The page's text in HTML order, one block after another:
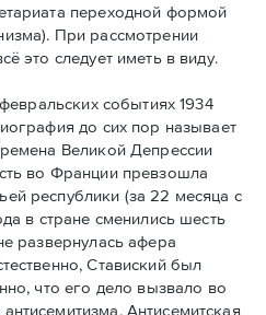
переходной формой
При рассмотрении
это следует иметь в виду.
событиях 1934
до сих пор называет
Великой Депрессии
во Франции превзошла
республики (за 22 месяца с
в стране сменились шесть
развернулась афера
Ставиский был
что его дело вызвало во
Антисемитская